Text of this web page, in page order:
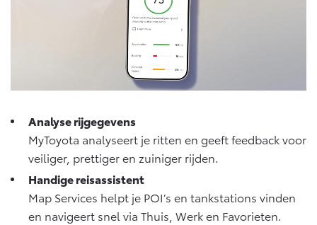
Connected Services
MyToyota App
Abonnementen
Multimedia
Connected check
Navigatie updates
Analyse rijgegevens
MyToyota analyseert je ritten en geeft feedback voor
veiliger, prettiger en zuiniger rijden.
Handige reisassistent
Map Services helpt je POI’s en tankstations vinden
en navigeert snel via Thuis, Werk en Favorieten.